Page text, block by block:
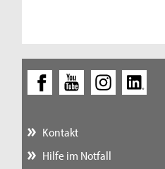
Kontakt
Hilfe im Notfall